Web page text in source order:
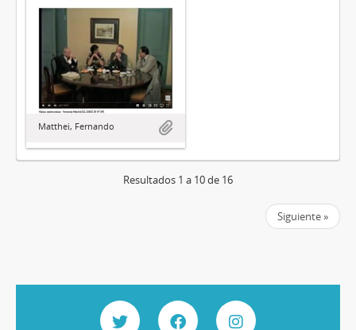
Matthei, Fernando
Resultados 1 a 10 de 16
Siguiente »